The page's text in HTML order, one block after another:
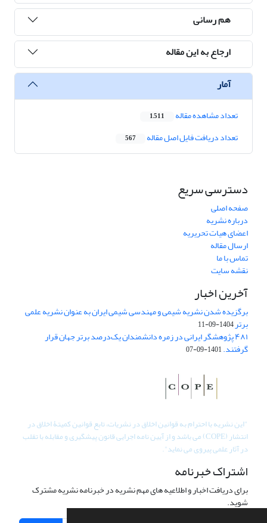
هم رسانی
ارجاع به این مقاله
آمار
تعداد مشاهده مقاله 1,511
تعداد دریافت فایل اصل مقاله 567
دسترسی سریع
صفحه اصلی
درباره نشریه
اعضای هیات تحریریه
ارسال مقاله
تماس با ما
نقشه سایت
آخرین اخبار
برگزیده شدن نشریه شیمی و مهندسی شیمی ایران به عنوان نشریه علمی
برتر1404-09-11
۴۸۱ پژوهشگر ایرانی در زمره دانشمندان یک‌درصد برتر جهان قرار
گرفتند.1401-09-07
"این نشریه با احترام به قوانین اخلاق در نشریات، تابع قوانین کمیتۀ اخلاق در
انتشار (COPE) می باشد و از آیین نامه اجرایی قانون پیشگیری و مقابله با تقلب
در آثار علمی پیروی می نماید".
اشتراک خبرنامه
برای دریافت اخبار و اطلاعیه های مهم نشریه در خبرنامه نشریه مشترک
شوید.